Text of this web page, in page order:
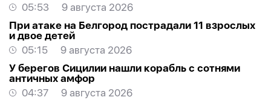
05:53
9 августа 2026
При атаке на Белгород пострадали 11 взрослых
и двое детей
05:15
9 августа 2026
У берегов Сицилии нашли корабль с сотнями
античных амфор
04:37
9 августа 2026